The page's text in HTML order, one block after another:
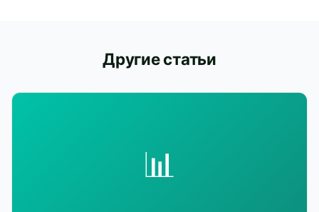
Другие статьи
📊